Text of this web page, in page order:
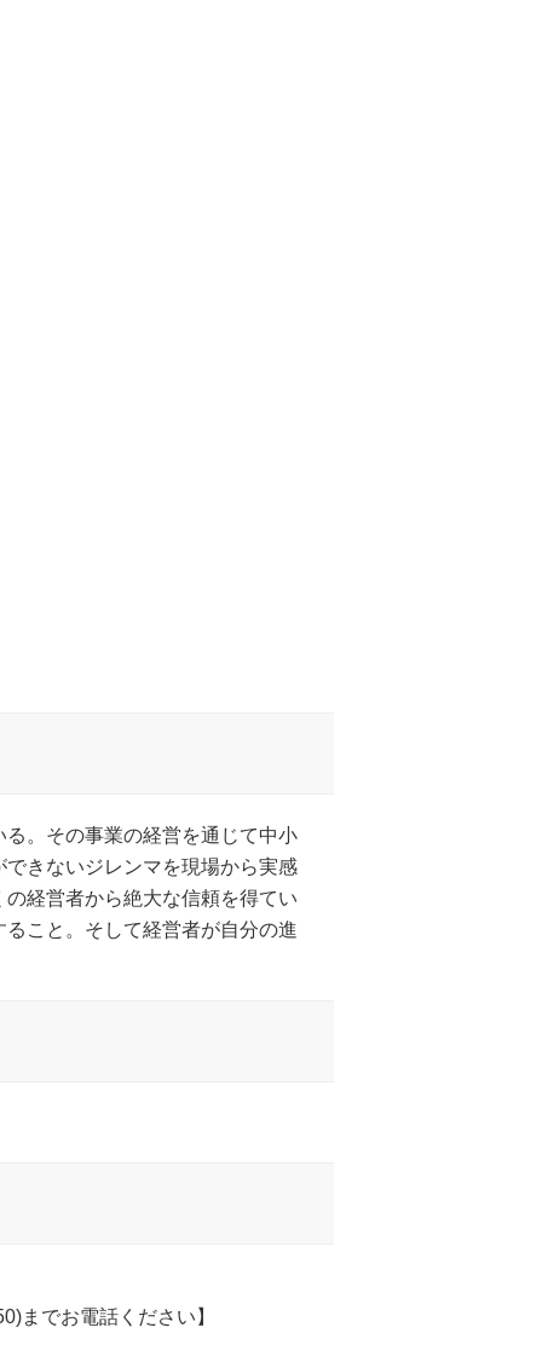
。その事業の経営を通じて中小
きないジレンマを現場から実感
経営者から絶大な信頼を得てい
こと。そして経営者が自分の進
までお電話ください】